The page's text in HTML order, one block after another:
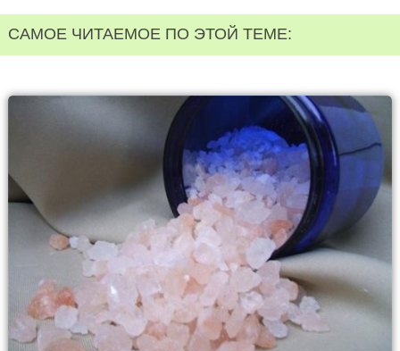
САМОЕ ЧИТАЕМОЕ ПО ЭТОЙ ТЕМЕ: